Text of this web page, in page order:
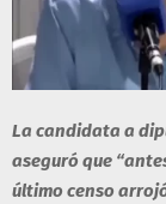
La candidata a
aseguró que
último censo